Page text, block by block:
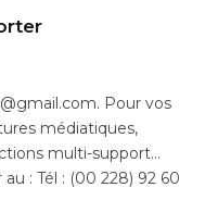
Pour vos
médiatiques,
multi-support…
: Tél : (00 228) 92 60